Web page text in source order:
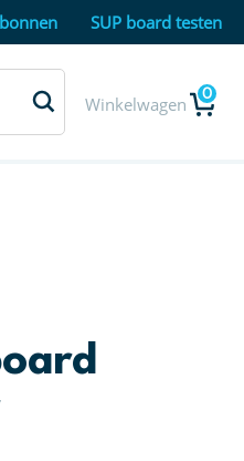
SUP board testen
Winkelwagen 0